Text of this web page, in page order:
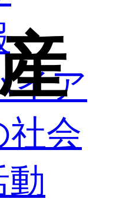
イア
社会
動